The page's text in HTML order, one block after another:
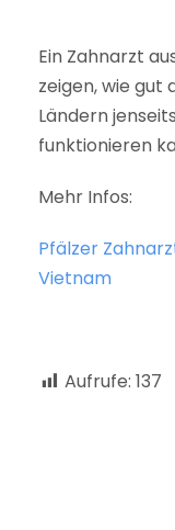
Ein Zahnarzt
zeigen, wie gut
Ländern
funktionieren
Mehr Infos:
Pfälzer
Vietnam
Aufrufe: 137